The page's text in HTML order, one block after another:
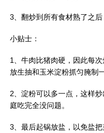
3、翻炒到所有食材熟了之后
小贴士：
1、牛肉比猪肉硬，因此每
放生抽和玉米淀粉抓匀腌制一
2、淀粉可以多一点，这样
庭吃完全没问题。
3、最后起锅放盐，以免盐把